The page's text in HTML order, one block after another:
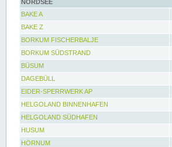
NORDSEE
BAKE A
BAKE Z
BORKUM FISCHERBALJE
BORKUM SÜDSTRAND
BÜSUM
DAGEBÜLL
EIDER-SPERRWERK AP
HELGOLAND BINNENHAFEN
HELGOLAND SÜDHAFEN
HUSUM
HÖRNUM